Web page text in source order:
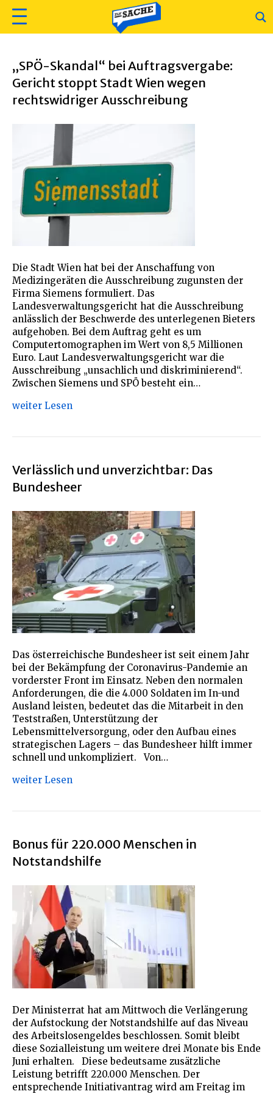
Posts Tagged ‘Wolfgang Glass’
„SPÖ-Skandal“ bei Auftragsvergabe:
Gericht stoppt Stadt Wien wegen
rechtswidriger Ausschreibung
Die Stadt Wien hat bei der Anschaffung von
Medizingeräten die Ausschreibung zugunsten der
Firma Siemens formuliert. Das
Landesverwaltungsgericht hat die Ausschreibung
anlässlich der Beschwerde des unterlegenen Bieters
aufgehoben. Bei dem Auftrag geht es um
Computertomographen im Wert von 8,5 Millionen
Euro. Laut Landesverwaltungsgericht war die
Ausschreibung „unsachlich und diskriminierend“.
Zwischen Siemens und SPÖ besteht ein…
weiter Lesen
Verlässlich und unverzichtbar: Das
Bundesheer
Das österreichische Bundesheer ist seit einem Jahr
bei der Bekämpfung der Coronavirus-Pandemie an
vorderster Front im Einsatz. Neben den normalen
Anforderungen, die die 4.000 Soldaten im In-und
Ausland leisten, bedeutet das die Mitarbeit in den
Teststraßen, Unterstützung der
Lebensmittelversorgung, oder den Aufbau eines
strategischen Lagers – das Bundesheer hilft immer
schnell und unkompliziert. Von…
weiter Lesen
Bonus für 220.000 Menschen in
Notstandshilfe
Der Ministerrat hat am Mittwoch die Verlängerung
der Aufstockung der Notstandshilfe auf das Niveau
des Arbeitslosengeldes beschlossen. Somit bleibt
diese Sozialleistung um weitere drei Monate bis Ende
Juni erhalten. Diese bedeutsame zusätzliche
Leistung betrifft 220.000 Menschen. Der
entsprechende Initiativantrag wird am Freitag im